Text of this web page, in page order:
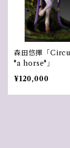
森田悠揮「
"a horse"」
¥120,000